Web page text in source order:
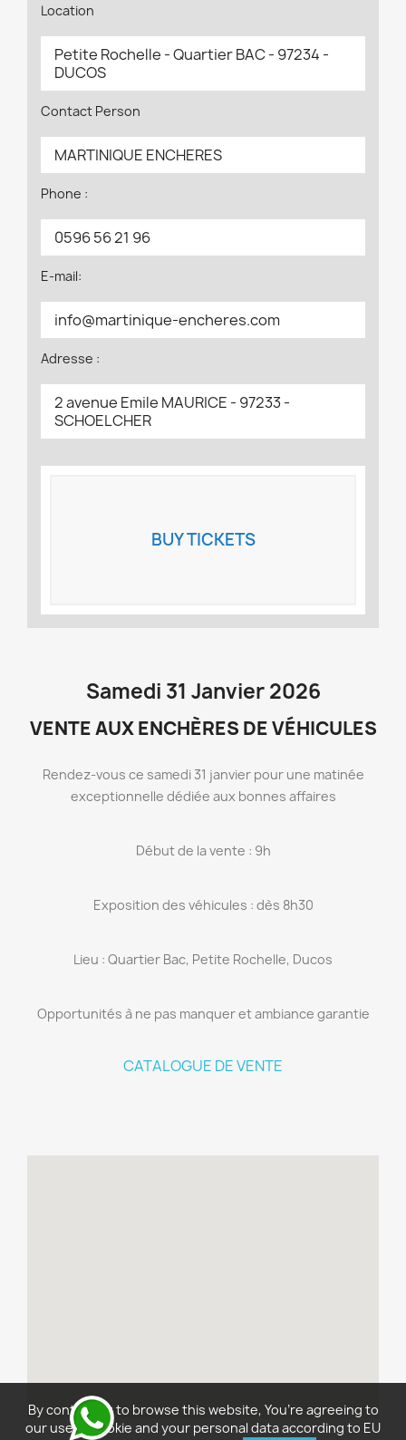
Location
Petite Rochelle - Quartier BAC - 97234 -
DUCOS
Contact Person
MARTINIQUE ENCHERES
Phone :
0596 56 21 96
E-mail:
info@martinique-encheres.com
Adresse :
2 avenue Emile MAURICE - 97233 -
SCHOELCHER
BUY TICKETS
Samedi 31 Janvier 2026
VENTE AUX ENCHÈRES DE VÉHICULES
Rendez-vous ce samedi 31 janvier pour une matinée
exceptionnelle dédiée aux bonnes affaires
Début de la vente : 9h
Exposition des véhicules : dès 8h30
Lieu : Quartier Bac, Petite Rochelle, Ducos
Opportunités à ne pas manquer et ambiance garantie
CATALOGUE DE VENTE
By continuing to browse this website, You’re agreeing to
our use of cookie and your personal data according to EU